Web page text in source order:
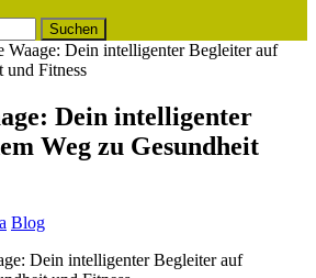
Waage: Dein intelligenter Begleiter auf
und Fitness
Dein intelligenter
Weg zu Gesundheit
Blog